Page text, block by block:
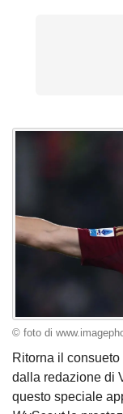
© foto di
Ritorna il
dalla redazione di
questo speciale